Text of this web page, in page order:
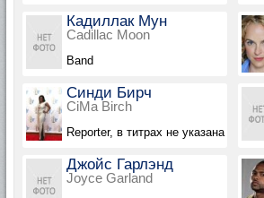
Кадиллак Мун
Cadillac Moon
Band
Синди Бирч
CiMa Birch
Reporter, в титрах не указана
Джойс Гарлэнд
Joyce Garland